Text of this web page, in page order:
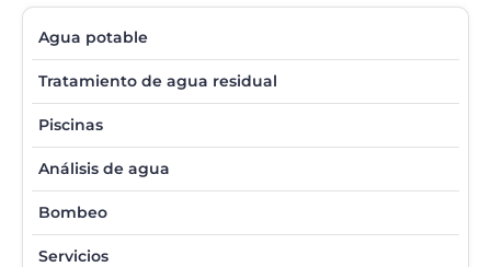
Agua potable
Tratamiento de agua residual
Piscinas
Análisis de agua
Bombeo
Servicios